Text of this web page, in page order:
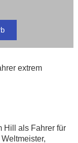
extrem
Hill als Fahrer für